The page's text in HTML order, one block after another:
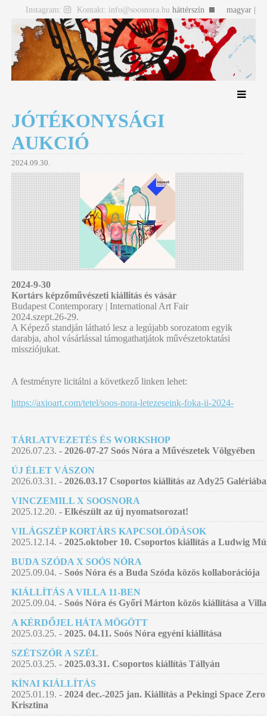
Instagram: Kontakt: info@soosnora.hu háttérszín
magyar |
english
JÓTÉKONYSÁGI
AUKCIÓ
2024.09.30.
2024-9-30
Kortárs képzőművészeti kiállitás és vásár
Budapest Contemporary | International Art Fair
2024.szept.26-29.
A Képező standján látható lesz a legújabb sorozatom egyik
darabja, ahol vásárlással támogathatjátok művészetoktatási
missziójukat.
A festményre licitálni a következő linken lehet:
https://axioart.com/tetel/soos-nora-letezeseink-foka-ii-2024-
TÁRLATVEZETÉS ÉS WORKSHOP
2026.07.23. - 2026-07-27 Soós Nóra a Művészetek Völgyében
ÚJ ÉLET VÁSZON
2026.03.31. - 2026.03.17 Csoportos kiállítás az Ady25
VINCZEMILL X SOOSNORA
2025.12.20. - Elkészült az új nyomatsorozat!
VILÁGSZÉP KORTÁRS KAPCSOLÓDÁSOK
2025.12.14. - 2025.oktober 10. Csoportos kiállítás a Ludwig
BUDA SZÓDA X SOÓS NÓRA
2025.09.04. - Soós Nóra és a Buda Szóda közös kollaborációja
KIÁLLÍTÁS A VILLA 11-BEN
2025.09.04. - Soós Nóra és Győri Márton közös kiállítása a
A KÉRDŐJEL HÁTA MÖGÖTT
2025.03.25. - 2025. 04.11. Soós Nóra egyéni kiállítása
SZÉTSZÓR A SZÉL
2025.03.25. - 2025.03.31. Csoportos kiállítás Tállyán
KÍNAI KIÁLLÍTÁS
2025.01.19. - 2024 dec.-2025 jan. Kiállítás a Pekingi Space
Krisztina